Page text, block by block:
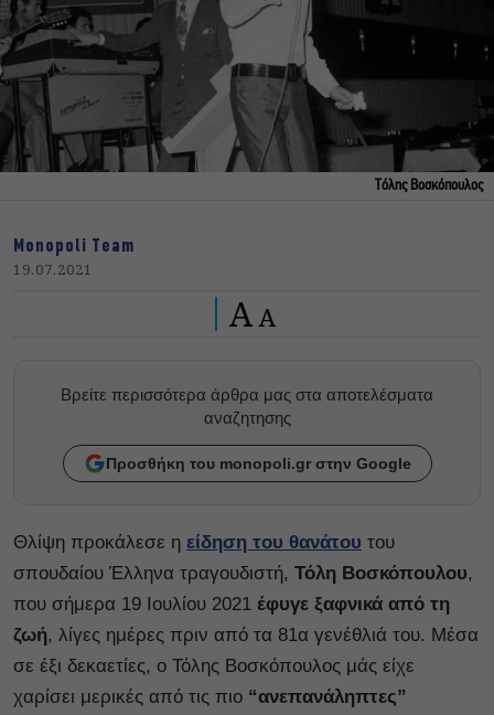
Τόλης Βοσκόπουλος
Monopoli Team
19.07.2021
A A
Βρείτε περισσότερα άρθρα μας στα αποτελέσματα
αναζητησης
Προσθήκη του monopoli.gr στην Google
Θλίψη προκάλεσε η είδηση του θανάτου του
σπουδαίου Έλληνα τραγουδιστή, Τόλη Βοσκόπουλου,
που σήμερα 19 Ιουλίου 2021 έφυγε ξαφνικά από τη
ζωή, λίγες ημέρες πριν από τα 81α γενέθλιά του. Μέσα
σε έξι δεκαετίες, ο Τόλης Βοσκόπουλος μάς είχε
χαρίσει μερικές από τις πιο “ανεπανάληπτες”